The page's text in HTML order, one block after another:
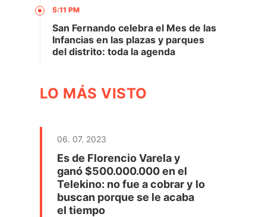
5:11 PM
San Fernando celebra el Mes de las
Infancias en las plazas y parques
del distrito: toda la agenda
LO MÁS VISTO
06. 07. 2023
Es de Florencio Varela y
ganó $500.000.000 en el
Telekino: no fue a cobrar y lo
buscan porque se le acaba
el tiempo